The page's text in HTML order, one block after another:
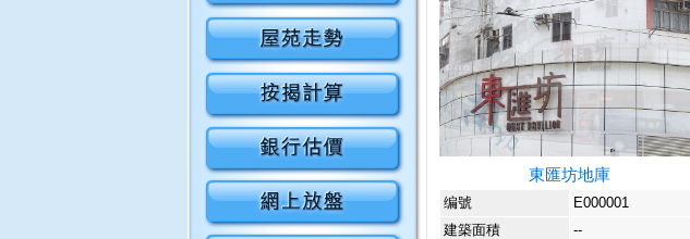
東匯坊地庫
编號
E000001
建築面積
--